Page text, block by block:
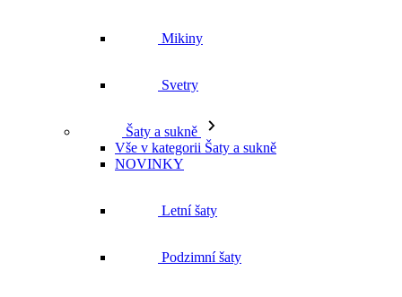
Mikiny
Svetry
Šaty a sukně
Vše v kategorii Šaty a sukně
NOVINKY
Letní šaty
Podzimní šaty